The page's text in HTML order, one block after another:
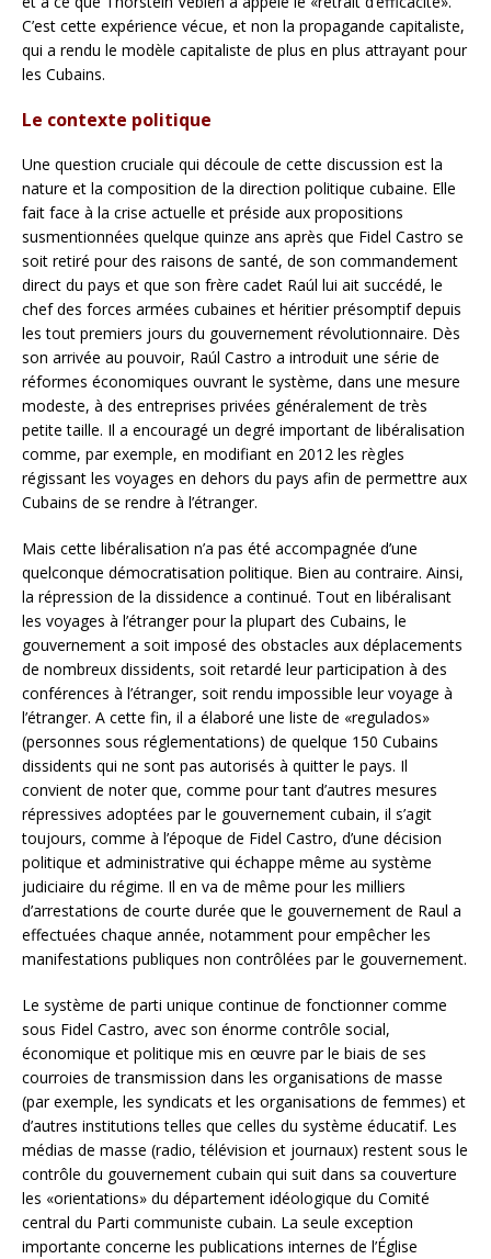
C’est cette expérience vécue, et non la propagande capitaliste,
qui a rendu le modèle capitaliste de plus en plus attrayant pour
les Cubains.
Le contexte politique
Une question cruciale qui découle de cette discussion est la
nature et la composition de la direction politique cubaine. Elle
fait face à la crise actuelle et préside aux propositions
susmentionnées quelque quinze ans après que Fidel Castro se
soit retiré pour des raisons de santé, de son commandement
direct du pays et que son frère cadet Raúl lui ait succédé, le
chef des forces armées cubaines et héritier présomptif depuis
les tout premiers jours du gouvernement révolutionnaire. Dès
son arrivée au pouvoir, Raúl Castro a introduit une série de
réformes économiques ouvrant le système, dans une mesure
modeste, à des entreprises privées généralement de très
petite taille. Il a encouragé un degré important de libéralisation
comme, par exemple, en modifiant en 2012 les règles
régissant les voyages en dehors du pays afin de permettre aux
Cubains de se rendre à l’étranger.
Mais cette libéralisation n’a pas été accompagnée d’une
quelconque démocratisation politique. Bien au contraire. Ainsi,
la répression de la dissidence a continué. Tout en libéralisant
les voyages à l’étranger pour la plupart des Cubains, le
gouvernement a soit imposé des obstacles aux déplacements
de nombreux dissidents, soit retardé leur participation à des
conférences à l’étranger, soit rendu impossible leur voyage à
l’étranger. A cette fin, il a élaboré une liste de «regulados»
(personnes sous réglementations) de quelque 150 Cubains
dissidents qui ne sont pas autorisés à quitter le pays. Il
convient de noter que, comme pour tant d’autres mesures
répressives adoptées par le gouvernement cubain, il s’agit
toujours, comme à l’époque de Fidel Castro, d’une décision
politique et administrative qui échappe même au système
judiciaire du régime. Il en va de même pour les milliers
d’arrestations de courte durée que le gouvernement de Raul a
effectuées chaque année, notamment pour empêcher les
manifestations publiques non contrôlées par le gouvernement.
Le système de parti unique continue de fonctionner comme
sous Fidel Castro, avec son énorme contrôle social,
économique et politique mis en œuvre par le biais de ses
courroies de transmission dans les organisations de masse
(par exemple, les syndicats et les organisations de femmes) et
d’autres institutions telles que celles du système éducatif. Les
médias de masse (radio, télévision et journaux) restent sous le
contrôle du gouvernement cubain qui suit dans sa couverture
les «orientations» du département idéologique du Comité
central du Parti communiste cubain. La seule exception
importante concerne les publications internes de l’Église